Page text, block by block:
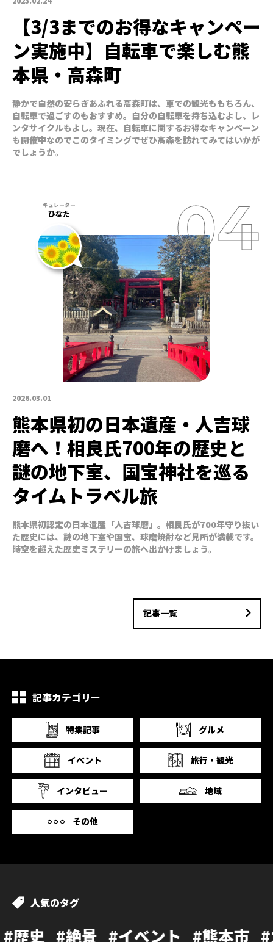
【3/3までのお得なキャンペー
ン実施中】自転車で楽しむ熊
本県・高森町
静かで自然の安らぎあふれる高森町は、車での観光ももちろん、
自転車で過ごすのもおすすめ。自分の自転車を持ち込むよし、レ
ンタサイクルもよし。現在、自転車に関するお得なキャンペーン
も開催中なのでこのタイミングでぜひ高森を訪れてみてはいかが
でしょうか。
2026.03.01
ひなた
熊本県初の日本遺産・人吉球
磨へ！相良氏700年の歴史と
謎の地下室、国宝神社を巡る
タイムトラベル旅
熊本県初認定の日本遺産「人吉球磨」。相良氏が700年守り抜い
た歴史には、謎の地下室や国宝、球磨焼酎など見所が満載です。
時空を超えた歴史ミステリーの旅へ出かけましょう。
記事一覧
記事カテゴリー
特集記事 グルメ
イベント 旅行・観光
インタビュー 地域
その他
人気のタグ
#イベント #熊本市 #カフェ #